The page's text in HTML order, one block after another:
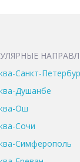
Санкт-
Душанбе
Ош
Сочи
Симферополь